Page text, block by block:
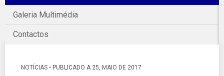
Galeria Multimédia
Contactos
NOTÍCIAS • PUBLICADO A 25, MAIO DE 2017